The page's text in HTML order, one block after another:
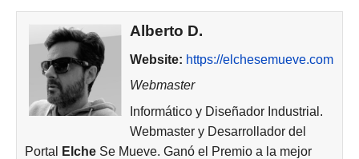
Alberto D.
Website: https://elchesemueve.com
Webmaster
Informático y Diseñador Industrial.
Webmaster y Desarrollador del
Portal
Elche Se Mueve. Ganó el Premio a la mejor